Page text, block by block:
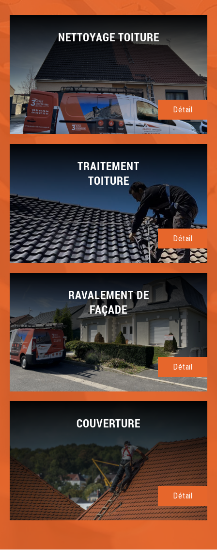
NETTOYAGE TOITURE
Détail
TRAITEMENT
TOITURE
Détail
RAVALEMENT DE
FAÇADE
Détail
COUVERTURE
Détail